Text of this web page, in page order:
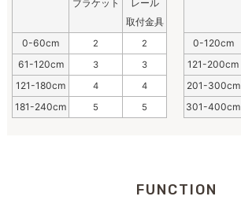
ブラケット
レール
取付金具
0-60cm
2 2
61-120cm 3 3
121-180cm 4 4
181-240cm 5 5
0-120cm
121-200cm
201-300cm
301-400cm
FUNCTION